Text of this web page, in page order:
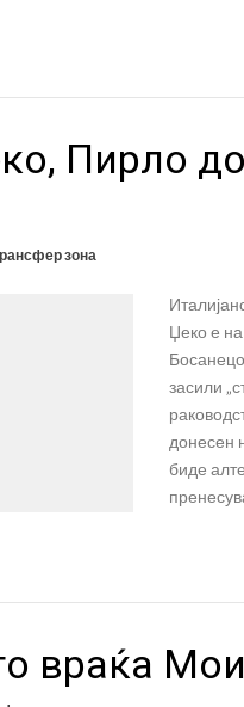
Пирло
зона
Џеко е
засили
донесен
биде
враќа